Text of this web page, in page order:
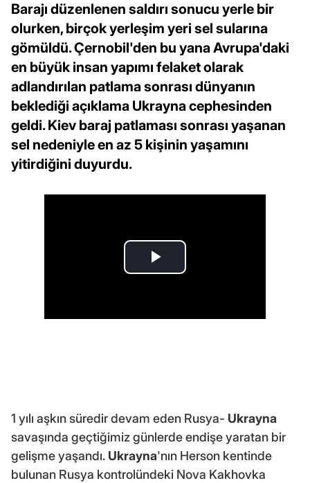
Barajı düzenlenen saldırı sonucu yerle bir
olurken, birçok yerleşim yeri sel sularına
gömüldü. Çernobil'den bu yana Avrupa'daki
en büyük insan yapımı felaket olarak
adlandırılan patlama sonrası dünyanın
beklediği açıklama Ukrayna cephesinden
geldi. Kiev baraj patlaması sonrası yaşanan
sel nedeniyle en az 5 kişinin yaşamını
yitirdiğini duyurdu.
1 yılı aşkın süredir devam eden Rusya- Ukrayna
savaşında geçtiğimiz günlerde endişe yaratan bir
gelişme yaşandı. Ukrayna'nın Herson kentinde
bulunan Rusya kontrolündeki Nova Kakhovka